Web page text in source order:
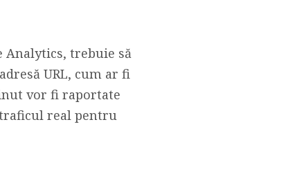
Analytics, trebuie să
URL, cum ar fi
vor fi raportate
real pentru